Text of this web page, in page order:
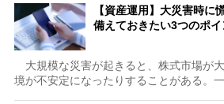
【資産運用】大災害時に
備えておきたい3つのポ
大規模な災害が起きると、株式市場が
境が不安定になったりすることがある。